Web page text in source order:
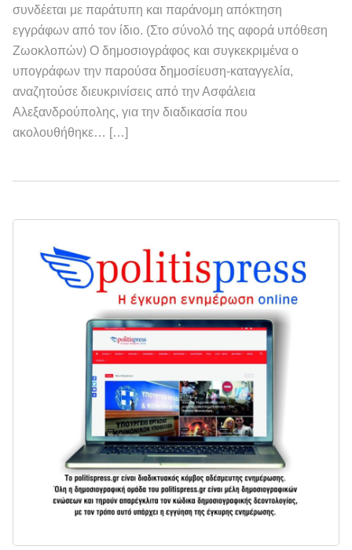
συνδέεται με παράτυπη και παράνομη απόκτηση
εγγράφων από τον ίδιο. (Στο σύνολό της αφορά υπόθεση
Ζωοκλοπών) Ο δημοσιογράφος και συγκεκριμένα ο
υπογράφων την παρούσα δημοσίευση-καταγγελία,
αναζητούσε διευκρινίσεις από την Ασφάλεια
Αλεξανδρούπολης, για την διαδικασία που
ακολουθήθηκε… […]